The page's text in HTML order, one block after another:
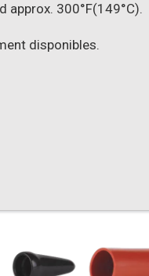
approx. 300°F(149°C).
disponibles.